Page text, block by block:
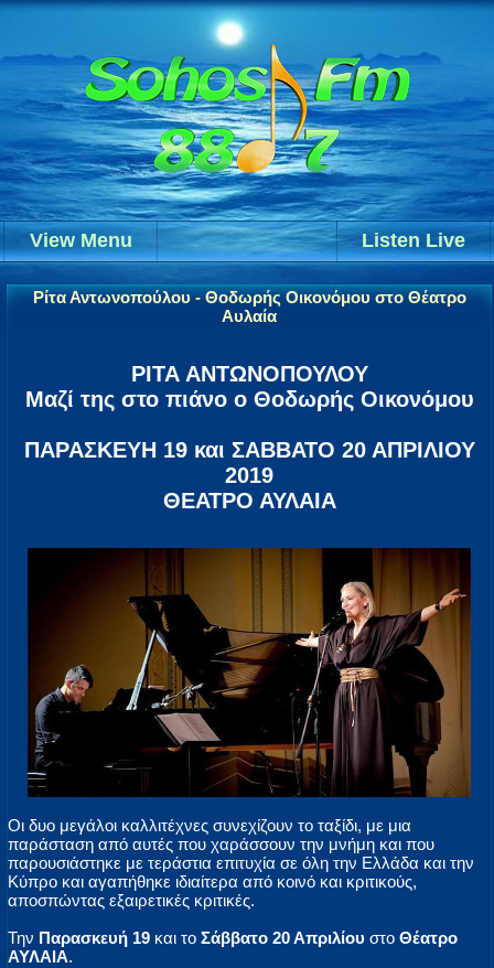
Listen Live
View Menu
Ρίτα Αντωνοπούλου - Θοδωρής Οικονόμου στο Θέατρο
Αυλαία
ΡΙΤΑ ΑΝΤΩΝΟΠΟΥΛΟΥ
Μαζί της στο πιάνο ο Θοδωρής Οικονόμου
ΠΑΡΑΣΚΕΥΗ 19 και ΣΑΒΒΑΤΟ 20 ΑΠΡΙΛΙΟΥ
2019
ΘΕΑΤΡΟ ΑΥΛΑΙΑ
Οι δυο μεγάλοι καλλιτέχνες συνεχίζουν το ταξίδι, με μια
παράσταση από αυτές που χαράσσουν την μνήμη και που
παρουσιάστηκε με τεράστια επιτυχία σε όλη την Ελλάδα και την
Κύπρο και αγαπήθηκε ιδιαίτερα από κοινό και κριτικούς,
αποσπώντας εξαιρετικές κριτικές.
Την Παρασκευή 19 και το Σάββατο 20 Απριλίου στο Θέατρο
ΑΥΛΑΙΑ.